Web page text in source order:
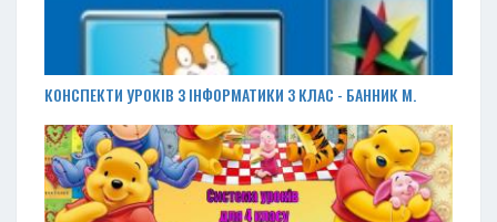
КОНСПЕКТИ УРОКІВ З ІНФОРМАТИКИ 3 КЛАС - БАННИК М.